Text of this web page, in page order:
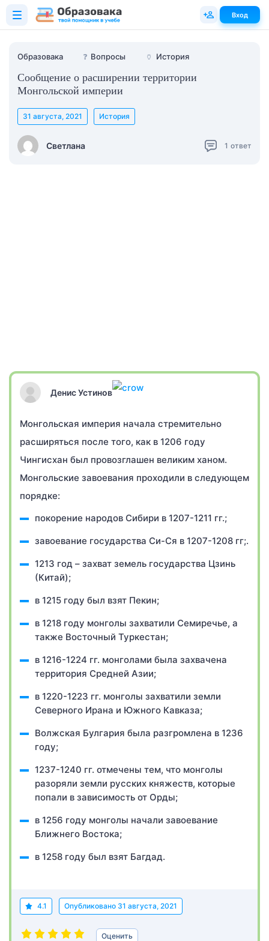
Образовака ❓ Вопросы 🏺 История
Сообщение о расширении территории
Монгольской империи
Светлана
31 августа, 2021 История
1 ответ
Денис Устинов
Монгольская империя начала стремительно
расширяться после того, как в 1206 году
Чингисхан был провозглашен великим ханом.
Монгольские завоевания проходили в следующем
порядке:
покорение народов Сибири в 1207-1211 гг.;
завоевание государства Си-Ся в 1207-1208 гг;.
1213 год – захват земель государства Цзинь
(Китай);
в 1215 году был взят Пекин;
в 1218 году монголы захватили Семиречье, а
также Восточный Туркестан;
в 1216-1224 гг. монголами была захвачена
территория Средней Азии;
в 1220-1223 гг. монголы захватили земли
Северного Ирана и Южного Кавказа;
Волжская Булгария была разгромлена в 1236
году;
1237-1240 гг. отмечены тем, что монголы
разоряли земли русских княжеств, которые
попали в зависимость от Орды;
в 1256 году монголы начали завоевание
Ближнего Востока;
в 1258 году был взят Багдад.
4.1 Опубликовано 31 августа, 2021
Оценить
Вход